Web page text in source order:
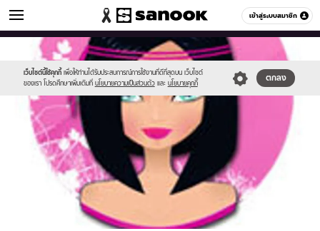
เข้าสู่ระบบสมาชิก
ดูดวง หมวดอื่นๆ
เว็บไซต์นี้ใช้คุกกี้ เพื่อให้ท่านได้รับประสบการณ์การใช้งานที่ดีที่สุดบน เว็บไซต์
ของเรา โปรดศึกษาเพิ่มเติมที่ นโยบายความเป็นส่วนตัว และ นโยบายคุกกี้
ตกลง
Sanook
//s.isanook.com/sr/0/images/logo-
sanook.png
//s.isanook.com/ho/0/ud/2/14657/170-